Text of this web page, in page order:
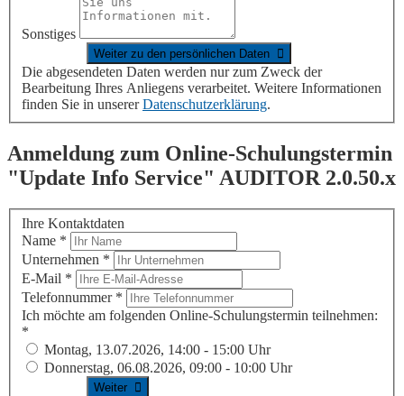
Sonstiges
Die abgesendeten Daten werden nur zum Zweck der
Bearbeitung Ihres Anliegens verarbeitet. Weitere Informationen
finden Sie in unsererDatenschutzerklärung.
Anmeldung zum Online-Schulungstermin
"Update Info Service" AUDITOR2.0.50.x
Ihre Kontaktdaten
Name *
Unternehmen *
E-Mail *
Telefonnummer *
Ich möchte am folgenden Online-Schulungstermin teilnehmen:
*
Montag, 13.07.2026, 14:00 - 15:00 Uhr
Donnerstag, 06.08.2026, 09:00 - 10:00 Uhr